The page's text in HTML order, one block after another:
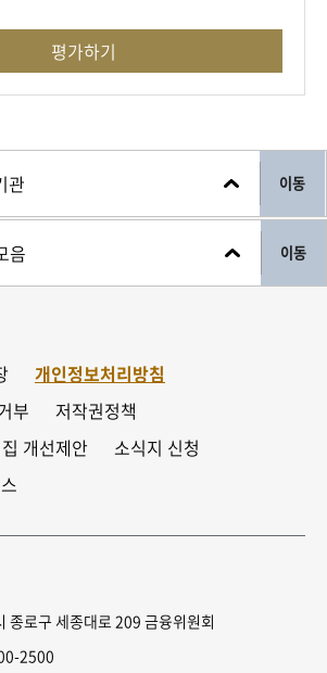
평가하기
이동
이동
개인정보처리방침
부
저작권정책
개선제안
소식지 신청
종로구 세종대로 209 금융위원회
2500